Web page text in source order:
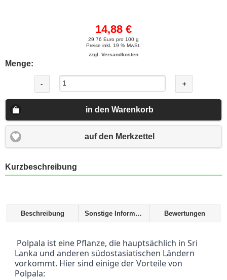
14,88 €
29,76 Euro pro 100 g
Preise inkl. 19 % MwSt.
zzgl. Versandkosten
Menge:
- +
in den Warenkorb
auf den Merkzettel
Kurzbeschreibung
Beschreibung Sonstige Informationen Bewertungen
Lanka und anderen südostasiatischen Ländern
vorkommt. Hier sind einige der Vorteile von
Polpala: